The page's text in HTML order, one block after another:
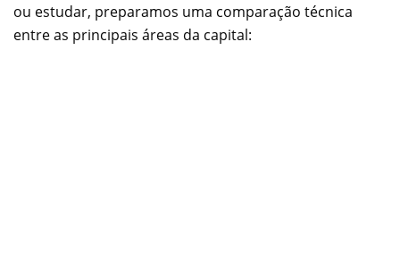
ou estudar, preparamos uma comparação técnica
entre as principais áreas da capital: